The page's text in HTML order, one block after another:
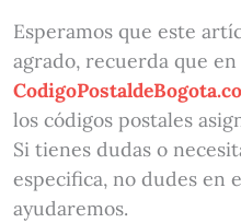
Esperamos que este
agrado, recuerda que
los códigos postales
Si tienes dudas o
especifica, no dudes en
ayudaremos.